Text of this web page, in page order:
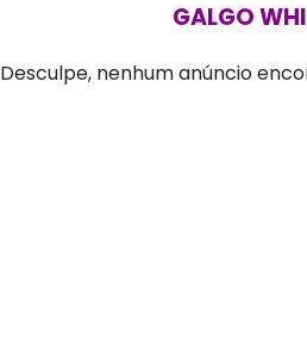
GALGO
Desculpe, nenhum anúncio